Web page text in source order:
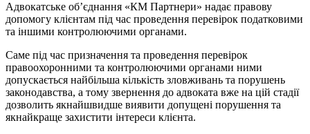
Адвокатське об’єднання «КМ Партнери» надає правову
допомогу клієнтам під час проведення перевірок податковими
та іншими контролюючими органами.
Саме під час призначення та проведення перевірок
правоохоронними та контролюючими органами ними
допускається найбільша кількість зловживань та порушень
законодавства, а тому звернення до адвоката вже на цій стадії
дозволить якнайшвидше виявити допущені порушення та
якнайкраще захистити інтереси клієнта.